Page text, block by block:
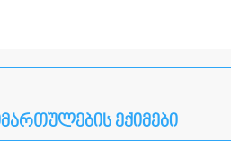
ექიმები